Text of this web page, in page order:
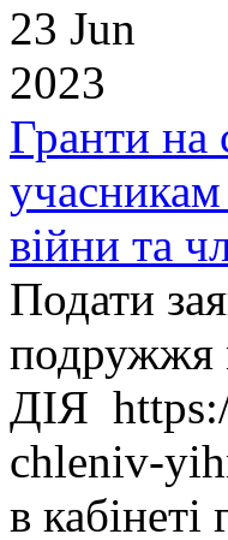
23 Jun
2023
Гранти на
учасникам
війни та
Подати
подружжя
ДІЯ
chleniv-
в